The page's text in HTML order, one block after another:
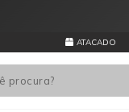
ATACADO